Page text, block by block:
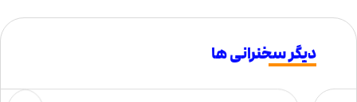
دیگر سخنرانی ها